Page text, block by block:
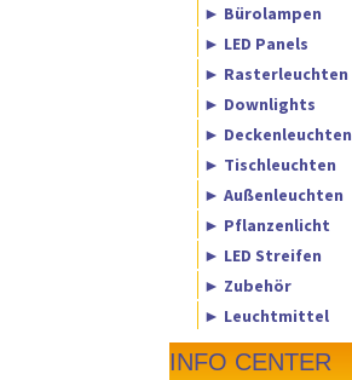
► Bürolampen
► LED Panels
► Rasterleuchten
► Downlights
► Deckenleuchten
► Tischleuchten
► Außenleuchten
► Pflanzenlicht
► LED Streifen
► Zubehör
► Leuchtmittel
INFO CENTER